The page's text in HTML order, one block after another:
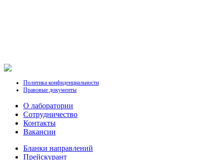
Политика конфиденциальности
Правовые документы
О лаборатории
Cотрудничество
Контакты
Вакансии
Бланки направлений
Прейскурант